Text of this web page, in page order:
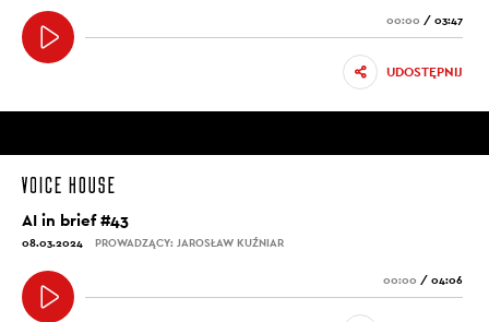
00:00 / 03:47
UDOSTĘPNIJ
AI in brief #43
08.03.2024 PROWADZĄCY: JAROSŁAW KUŹNIAR
00:00 / 04:06